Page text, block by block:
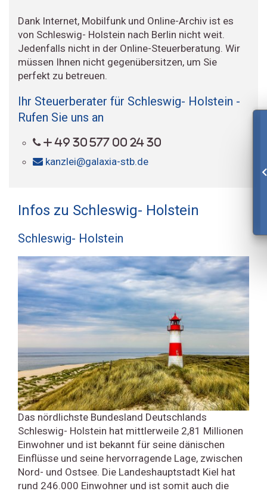
Dank Internet, Mobilfunk und Online-Archiv ist es
von Schleswig- Holstein nach Berlin nicht weit.
Jedenfalls nicht in der Online-Steuerberatung. Wir
müssen Ihnen nicht gegenübersitzen, um Sie
perfekt zu betreuen.
Ihr Steuerberater für Schleswig- Holstein -
Rufen Sie uns an
+ 49 30 577 00 24 30
kanzlei@galaxia-stb.de
Infos zu Schleswig- Holstein
Schleswig- Holstein
Das nördlichste Bundesland Deutschlands
Schleswig- Holstein hat mittlerweile 2,81 Millionen
Einwohner und ist bekannt für seine dänischen
Einflüsse und seine hervorragende Lage, zwischen
Nord- und Ostsee. Die Landeshauptstadt Kiel hat
rund 246.000 Einwohner und ist somit auch die